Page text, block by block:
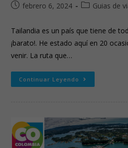
febrero 6, 2024 Guias de
Tailandia es un país que tiene de
¡barato!. He estado aquí en 20
venir. La ruta que…
Continuar Leyendo